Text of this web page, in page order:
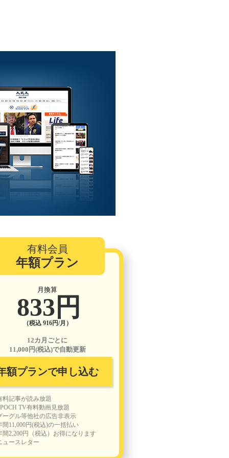
有料会員
年額プラン
月換算
833円
（税込 916円/月）
12カ月ごとに
11,000円(税込)で自動更新
額プランで申し込む
料記事が読み放題
TV有料動画見放題
ーグル等他社の広告非表示
間11,000円(税込)の一括払い
間2,200円（税込）お得になります
ュースレター